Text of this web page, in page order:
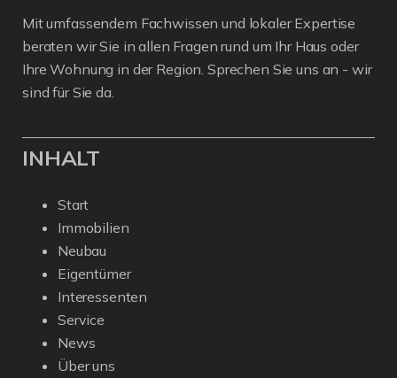
Mit umfassendem Fachwissen und lokaler Expertise
beraten wir Sie in allen Fragen rund um Ihr Haus oder
Ihre Wohnung in der Region. Sprechen Sie uns an - wir
sind für Sie da.
INHALT
Start
Immobilien
Neubau
Eigentümer
Interessenten
Service
News
Über uns